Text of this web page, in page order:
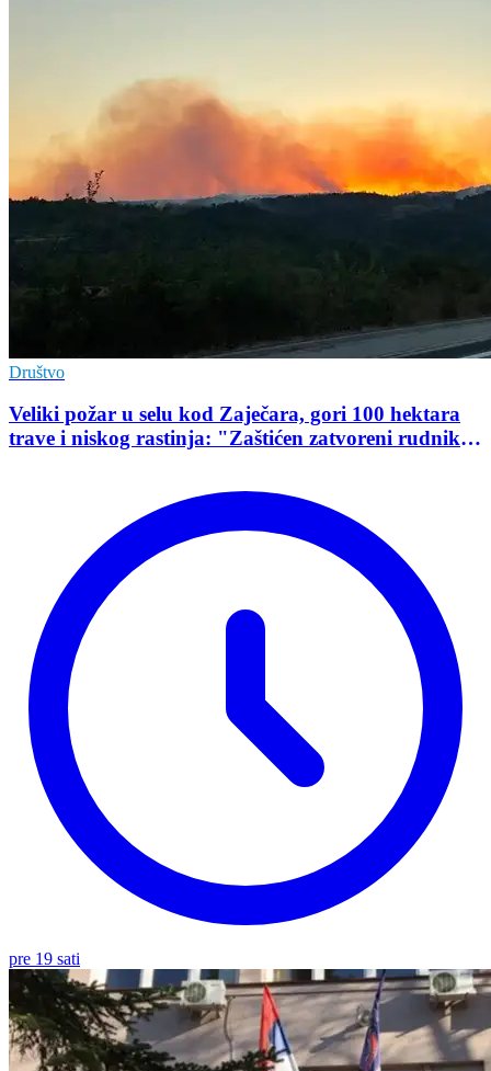
Društvo
Veliki požar u selu kod Zaječara, gori 100 hektara
trave i niskog rastinja: "Zaštićen zatvoreni rudnik
pre 19 sati